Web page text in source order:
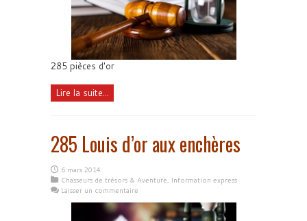
285 pièces d'or
Lire la suite...
285 Louis d’or aux enchères
6 mars 2014
Chasseurs de trésors & Aventure, Information express
Laisser un commentaire